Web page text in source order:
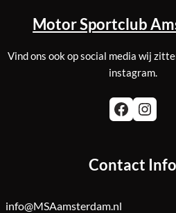
Motor Sportclub
Vind ons ook op social media wij
instagram.
Facebook Instagram
Contact Info
info@MSAamsterdam.nl